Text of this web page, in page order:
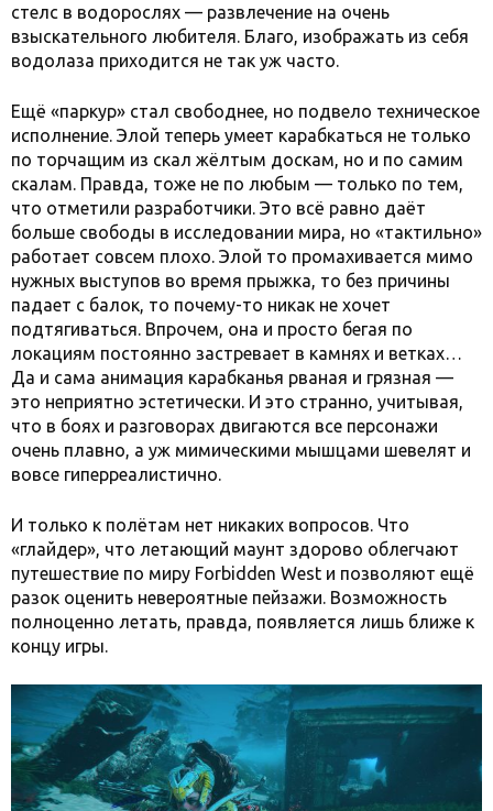
стелс в водорослях — развлечение на очень
взыскательного любителя. Благо, изображать из себя
водолаза приходится не так уж часто.
Ещё «паркур» стал свободнее, но подвело техническое
исполнение. Элой теперь умеет карабкаться не только
по торчащим из скал жёлтым доскам, но и по самим
скалам. Правда, тоже не по любым — только по тем,
что отметили разработчики. Это всё равно даёт
больше свободы в исследовании мира, но «тактильно»
работает совсем плохо. Элой то промахивается мимо
нужных выступов во время прыжка, то без причины
падает с балок, то почему-то никак не хочет
подтягиваться. Впрочем, она и просто бегая по
локациям постоянно застревает в камнях и ветках…
Да и сама анимация карабканья рваная и грязная —
это неприятно эстетически. И это странно, учитывая,
что в боях и разговорах двигаются все персонажи
очень плавно, а уж мимическими мышцами шевелят и
вовсе гиперреалистично.
И только к полётам нет никаких вопросов. Что
«глайдер», что летающий маунт здорово облегчают
путешествие по миру Forbidden West и позволяют ещё
разок оценить невероятные пейзажи. Возможность
полноценно летать, правда, появляется лишь ближе к
концу игры.